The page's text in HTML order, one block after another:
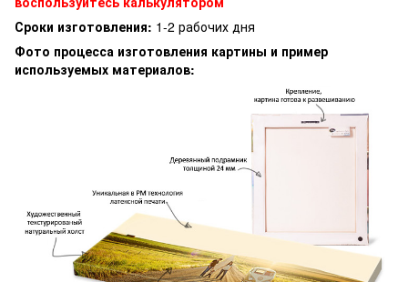
Сроки изготовления: 1-2 рабочих дня
Фото процесса изготовления картины и пример
используемых материалов: